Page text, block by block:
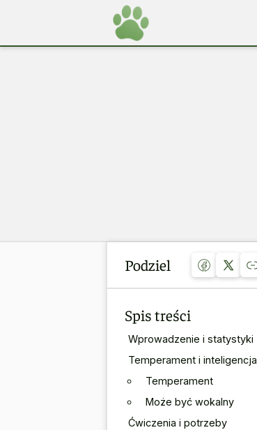
Podziel
Spis treści
Wprowadzenie i statystyki
Temperament i inteligencja
Temperament
Może być wokalny
Ćwiczenia i potrzeby